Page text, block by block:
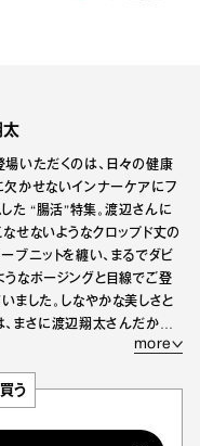
太
more
場いただくのは、日々の健康
欠かせないインナーケアにフ
した “腸活”特集。渡辺さんに
なせないようなクロップド丈の
ブニットを纏い、まるでダビ
うなポージングと目線でご登
ました。しなやかな美しさと
、まさに渡辺翔太さんだから
う